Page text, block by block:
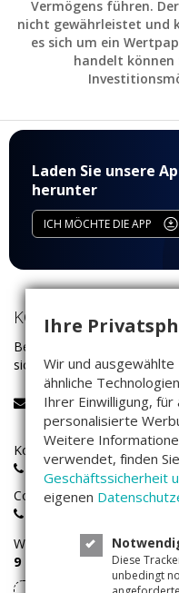
Vermögens führen.
nicht gewährleistet und
es sich um ein
handelt können
KONTAKT
Bei Fragen rund um das
sich bitte an unser Service-
Kostenlose Rufnummer für
0800 - 100 267 0
Companisto-
Wir sind
Montags bis
9 – 17 Uhr
für Sie
Laden Sie unsere
herunter
ICH MÖCHTE DIE APP
Ihre
Wir und
ähnliche
Ihrer Einwilligung,
personalisierte
Weitere
verwendet, finden
Geschäftssicherheit
eigenen
Diese
unbedingt